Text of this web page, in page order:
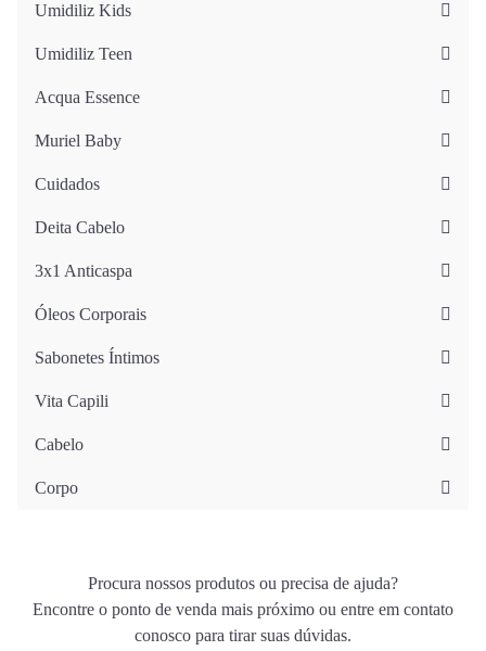
Umidiliz Kids
Umidiliz Teen
Acqua Essence
Muriel Baby
Cuidados
Deita Cabelo
3x1 Anticaspa
Óleos Corporais
Sabonetes Íntimos
Vita Capili
Cabelo
Corpo
Procura nossos produtos ou precisa de ajuda?
Encontre o ponto de venda mais próximo ou entre em contato
conosco para tirar suas dúvidas.